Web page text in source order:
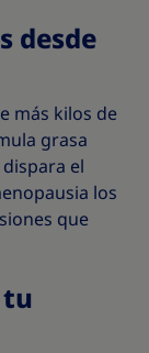
desde
más kilos de
grasa
el
los
que